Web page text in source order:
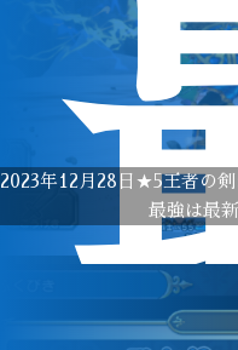
2023年12月28日★5王者の
最強は最